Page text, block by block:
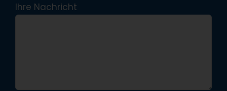
Ihre Nachricht